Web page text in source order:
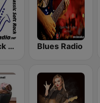
Soft Rock Radio Blues Radio